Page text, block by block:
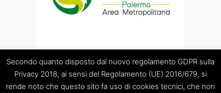
Secondo quanto disposto dal nuovo regolamento GDPR sulla
Privacy 2018, ai sensi del Regolamento (UE) 2016/679, si
rende noto che questo sito fa uso di cookies tecnici, che non